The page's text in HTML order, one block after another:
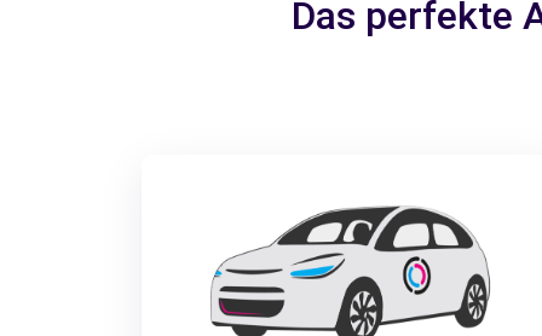
Das perfekte